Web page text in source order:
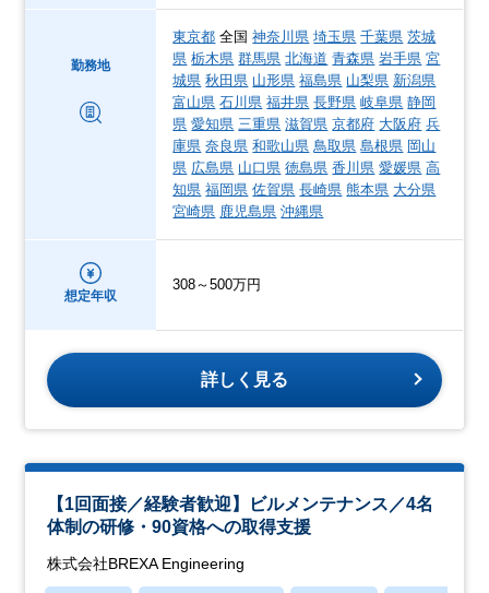
勤務地
東京都 全国神奈川県 埼玉県 千葉県 茨城
県 栃木県 群馬県 北海道 青森県 岩手県 宮
城県 秋田県 山形県 福島県 山梨県 新潟県
富山県 石川県 福井県 長野県 岐阜県 静岡
県 愛知県 三重県 滋賀県 京都府 大阪府 兵
庫県 奈良県 和歌山県 鳥取県 島根県 岡山
県 広島県 山口県 徳島県 香川県 愛媛県 高
知県 福岡県 佐賀県 長崎県 熊本県 大分県
宮崎県 鹿児島県 沖縄県
想定年収
308～500万円
詳しく見る
【1回面接／経験者歓迎】ビルメンテナンス／4名
体制の研修・90資格への取得支援
株式会社BREXA Engineering